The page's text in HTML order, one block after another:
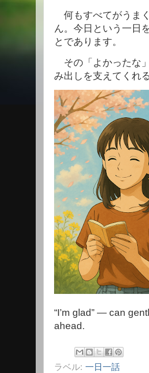
何もすべてがうま
ん。今日という一日
とであります。
その「よかったな
み出しを支えてくれ
“I’m glad” — can
ahead.
ラベル: 一日一話